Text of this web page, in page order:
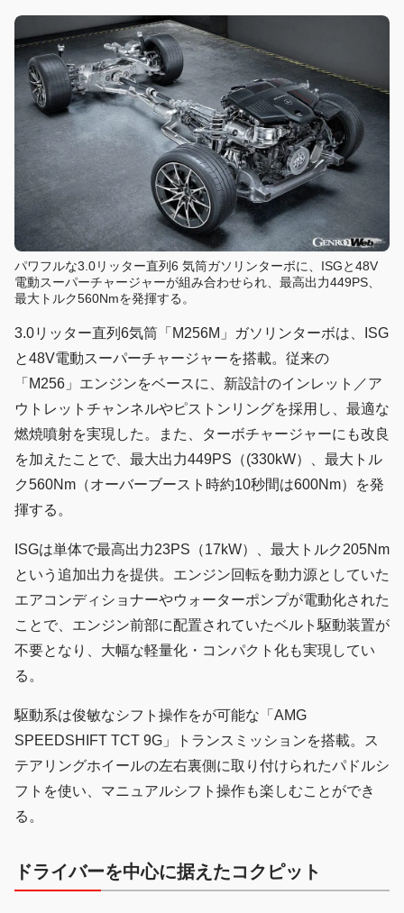
パワフルな3.0リッター直列6 気筒ガソリンターボに、ISGと48V
電動スーパーチャージャーが組み合わせられ、最高出力449PS、
最大トルク560Nmを発揮する。
3.0リッター直列6気筒「M256M」ガソリンターボは、ISG
と48V電動スーパーチャージャーを搭載。従来の
「M256」エンジンをベースに、新設計のインレット／ア
ウトレットチャンネルやピストンリングを採用し、最適な
燃焼噴射を実現した。また、ターボチャージャーにも改良
を加えたことで、最大出力449PS（(330kW）、最大トル
ク560Nm（オーバーブースト時約10秒間は600Nm）を発
揮する。
ISGは単体で最高出力23PS（17kW）、最大トルク205Nm
という追加出力を提供。エンジン回転を動力源としていた
エアコンディショナーやウォーターポンプが電動化された
ことで、エンジン前部に配置されていたベルト駆動装置が
不要となり、大幅な軽量化・コンパクト化も実現してい
る。
駆動系は俊敏なシフト操作をが可能な「AMG
SPEEDSHIFT TCT 9G」トランスミッションを搭載。ス
テアリングホイールの左右裏側に取り付けられたパドルシ
フトを使い、マニュアルシフト操作も楽しむことができ
る。
ドライバーを中心に据えたコクピット